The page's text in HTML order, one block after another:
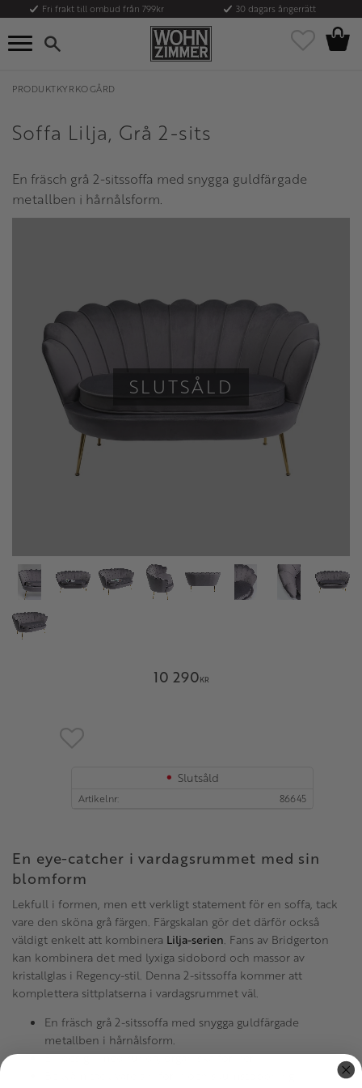
Meny
Fri frakt till ombud från 799kr 30 dagars ångerrätt
Favoriter
PRODUKTKYRKOGÅRD
Soffa Lilja, Grå 2-sits
En fräsch grå 2-sitssoffa med snygga guldfärgade
metallben i hårnålsform.
SLUTSÅLD
10 290KR
Lägg till i favoriter
Slutsåld
Artikelnr 86645
En eye-catcher i vardagsrummet med sin
blomform
Lekfull i formen, men ett verkligt statement för en soffa, tack
vare den sköna grå färgen. Färgskalan gör det därför också
väldigt enkelt att kombinera Lilja-serien. Fans av Bridgerton
kan kombinera det med lyxiga sidobord och massor av
kristallglas i Regency-stil. Denna 2-sitssoffa kommer att
komplettera sittplatserna i vardagsrummet väl.
En fräsch grå 2-sitssoffa med snygga guldfärgade
metallben i hårnålsform.
En design med runda, organiska former.